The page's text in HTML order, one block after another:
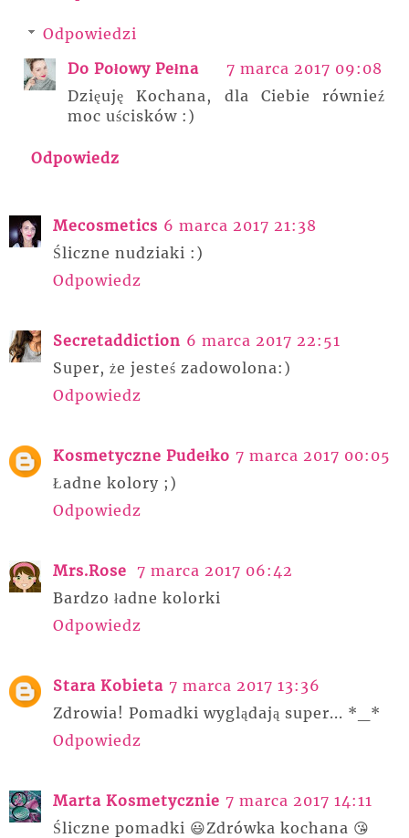
Odpowiedzi
Do Połowy Pełna
7 marca 2017 09:08
Dzięuję Kochana, dla Ciebie równieź
moc uścisków :)
Odpowiedz
Mecosmetics 6 marca 2017 21:38
Śliczne nudziaki :)
Odpowiedz
Secretaddiction 6 marca 2017 22:51
Super, że jesteś zadowolona:)
Odpowiedz
Kosmetyczne Pudełko 7 marca 2017 00:05
Ładne kolory ;)
Odpowiedz
Mrs.Rose 7 marca 2017 06:42
Bardzo ładne kolorki
Odpowiedz
Stara Kobieta 7 marca 2017 13:36
Zdrowia! Pomadki wyglądają super... *_*
Odpowiedz
Marta Kosmetycznie 7 marca 2017 14:11
Śliczne pomadki 😃Zdrówka kochana 😘